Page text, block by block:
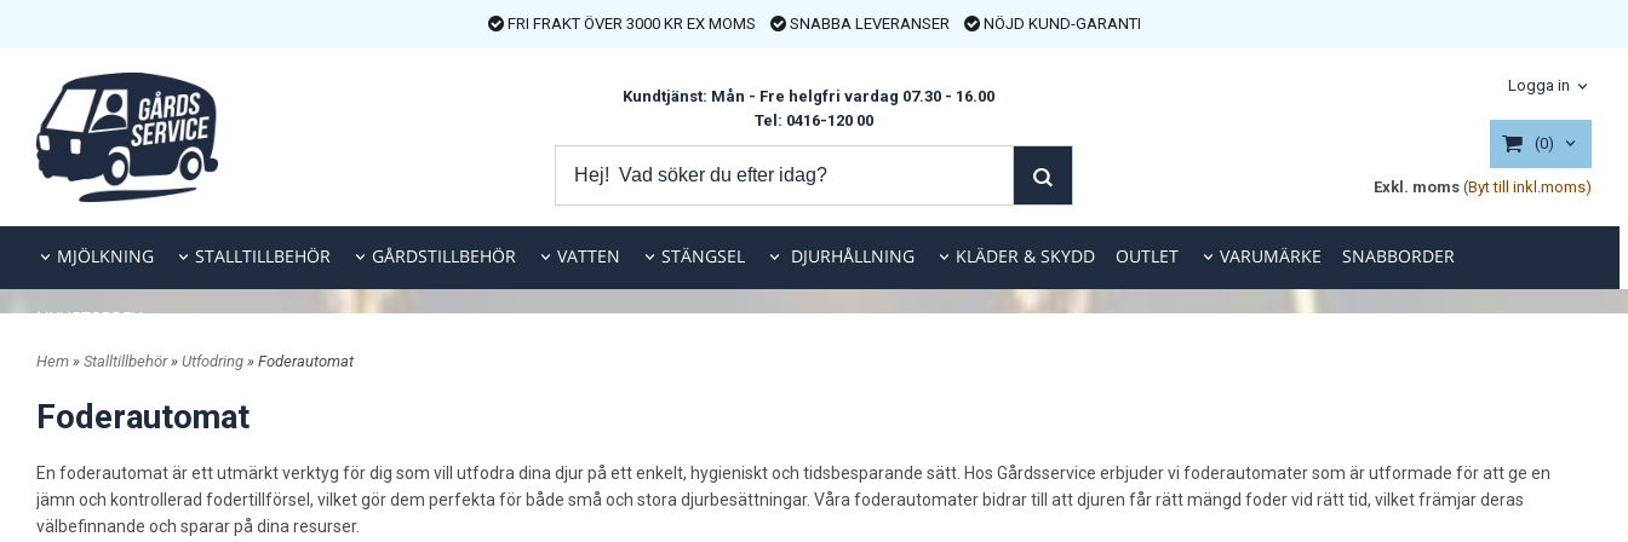
FRI FRAKT ÖVER 3000 KR EX MOMS SNABBA LEVERANSER NÖJD KUND-GARANTI
Kundtjänst: Mån - Fre helgfri vardag 07.30 - 16.00
Tel: 0416-120 00
Logga in
(0)
Exkl. moms (Byt till inkl.moms)
MJÖLKNING STALLTILLBEHÖR GÅRDSTILLBEHÖR VATTEN STÄNGSEL DJURHÅLLNING KLÄDER & SKYDD OUTLET VARUMÄRKE SNABBORDER
NYHETSBREV
Hem » Stalltillbehör» Utfodring » Foderautomat
Foderautomat
En foderautomat är ett utmärkt verktyg för dig som vill utfodra dina djur på ett enkelt, hygieniskt och tidsbesparande sätt. Hos Gårdsservice erbjuder vi foderautomater som är utformade för att ge en
jämn och kontrollerad fodertillförsel, vilket gör dem perfekta för både små och stora djurbesättningar. Våra foderautomater bidrar till att djuren får rätt mängd foder vid rätt tid, vilket främjar deras
välbefinnande och sparar på dina resurser.